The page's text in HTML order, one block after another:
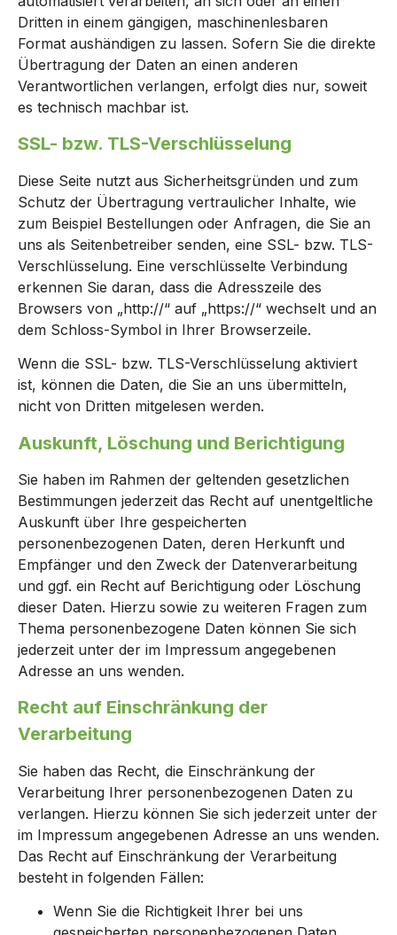
Dritten in einem gängigen, maschinenlesbaren
Format aushändigen zu lassen. Sofern Sie die direkte
Übertragung der Daten an einen anderen
Verantwortlichen verlangen, erfolgt dies nur, soweit
es technisch machbar ist.
SSL- bzw. TLS-Verschlüsselung
Diese Seite nutzt aus Sicherheitsgründen und zum
Schutz der Übertragung vertraulicher Inhalte, wie
zum Beispiel Bestellungen oder Anfragen, die Sie an
uns als Seitenbetreiber senden, eine SSL- bzw. TLS-
Verschlüsselung. Eine verschlüsselte Verbindung
erkennen Sie daran, dass die Adresszeile des
Browsers von „http://“ auf „https://“ wechselt und an
dem Schloss-Symbol in Ihrer Browserzeile.
Wenn die SSL- bzw. TLS-Verschlüsselung aktiviert
ist, können die Daten, die Sie an uns übermitteln,
nicht von Dritten mitgelesen werden.
Auskunft, Löschung und Berichtigung
Sie haben im Rahmen der geltenden gesetzlichen
Bestimmungen jederzeit das Recht auf unentgeltliche
Auskunft über Ihre gespeicherten
personenbezogenen Daten, deren Herkunft und
Empfänger und den Zweck der Datenverarbeitung
und ggf. ein Recht auf Berichtigung oder Löschung
dieser Daten. Hierzu sowie zu weiteren Fragen zum
Thema personenbezogene Daten können Sie sich
jederzeit unter der im Impressum angegebenen
Adresse an uns wenden.
Recht auf Einschränkung der
Verarbeitung
Sie haben das Recht, die Einschränkung der
Verarbeitung Ihrer personenbezogenen Daten zu
verlangen. Hierzu können Sie sich jederzeit unter der
im Impressum angegebenen Adresse an uns wenden.
Das Recht auf Einschränkung der Verarbeitung
besteht in folgenden Fällen:
Wenn Sie die Richtigkeit Ihrer bei uns